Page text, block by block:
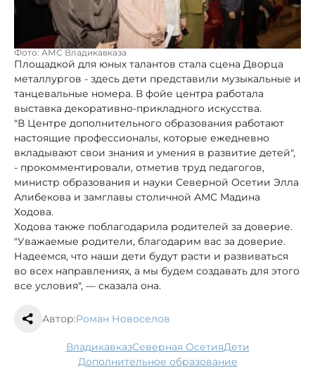
Фото: АМС Владикавказа
Площадкой для юных талантов стала сцена Дворца
металлургов - здесь дети представили музыкальные и
танцевальные номера. В фойе центра работала
выставка декоративно-прикладного искусства.
"В Центре дополнительного образования работают
настоящие профессионалы, которые ежедневно
вкладывают свои знания и умения в развитие детей",
- прокомментировали, отметив труд педагогов,
министр образования и науки Северной Осетии Элла
Алибекова и замглавы столичной АМС Мадина
Ходова.
Ходова также поблагодарила родителей за доверие.
"Уважаемые родители, благодарим вас за доверие.
Надеемся, что наши дети будут расти и развиваться
во всех направлениях, а мы будем создавать для этого
все условия", — сказала она.
Автор:Роман Новоселов
Владикавказ Северная Осетия
дети
дополнительное образование